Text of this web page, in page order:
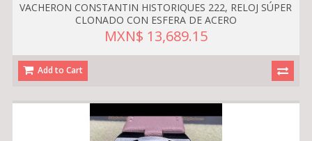
VACHERON CONSTANTIN HISTORIQUES 222, RELOJ SÚPER
CLONADO CON ESFERA DE ACERO
MXN$ 13,689.15
Add to Cart